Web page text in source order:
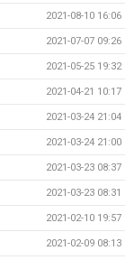
2021-08-10 16:06
2021-07-07 09:26
2021-05-25 19:32
2021-04-21 10:17
2021-03-24 21:04
2021-03-24 21:00
2021-03-23 08:37
2021-03-23 08:31
2021-02-10 19:57
2021-02-09 08:13